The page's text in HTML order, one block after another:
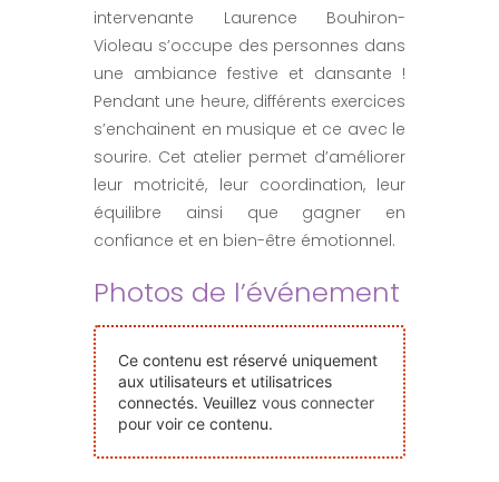
Nos Événements
Nous Contacter
Devenir Bénévole
Faire Un Don
intervenante Laurence Bouhiron-
Violeau s’occupe des personnes dans
une ambiance festive et dansante !
Pendant une heure, différents exercices
s’enchainent en musique et ce avec le
sourire. Cet atelier permet d’améliorer
leur motricité, leur coordination, leur
équilibre ainsi que gagner en
confiance et en bien-être émotionnel.
Photos de l’événement
Ce contenu est réservé uniquement
aux utilisateurs et utilisatrices
connectés. Veuillez vous connecter
pour voir ce contenu.